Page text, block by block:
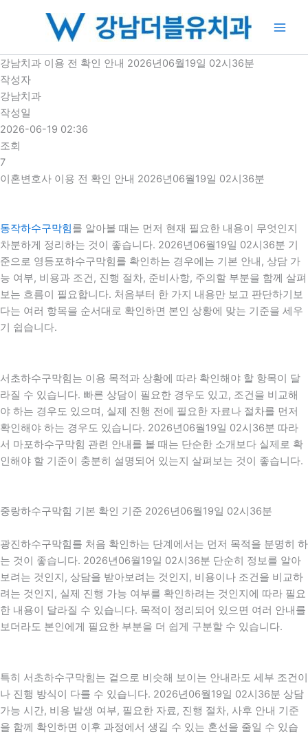
로
건
너
뛰
기
강남치과 이용 전 확인 안내 2026년06월19일 02시36분
작성자
강남치과
작성일
2026-06-19 02:36
조회
7
이혼변호사 이용 전 확인 안내 2026년06월19일 02시36분
동작하수구막힘를 알아볼 때는 먼저 현재 필요한 내용이 무엇인지
차분하게 정리하는 것이 좋습니다. 2026년06월19일 02시36분 기
준으로 영등포하수구막힘를 확인하는 경우에는 기본 안내, 상담 가
능 여부, 비용과 조건, 진행 절차, 준비사항, 주의할 부분을 함께 살펴
보는 흐름이 필요합니다. 처음부터 한 가지 내용만 보고 판단하기보
다는 여러 항목을 순서대로 확인하면 본인 상황에 맞는 기준을 세우
기 쉽습니다.
서초하수구막힘는 이용 목적과 상황에 따라 확인해야 할 항목이 달
라질 수 있습니다. 빠른 상담이 필요한 경우도 있고, 조건을 비교해
야 하는 경우도 있으며, 실제 진행 전에 필요한 자료나 절차를 먼저
확인해야 하는 경우도 있습니다. 2026년06월19일 02시36분 따라
서 마포하수구막힘 관련 안내를 볼 때는 단순한 소개보다 실제로 확
인해야 할 기준이 충분히 설명되어 있는지 살펴보는 것이 좋습니다.
중랑하수구막힘 기본 확인 기준 2026년06월19일 02시36분
광진하수구막힘를 처음 확인하는 단계에서는 먼저 목적을 분명히 하
는 것이 좋습니다. 2026년06월19일 02시36분 단순히 정보를 알아
보려는 것인지, 상담을 받아보려는 것인지, 비용이나 조건을 비교하
려는 것인지, 실제 진행 가능 여부를 확인하려는 것인지에 따라 필요
한 내용이 달라질 수 있습니다. 목적이 정리되어 있으면 여러 안내를
보더라도 본인에게 필요한 부분을 더 쉽게 구분할 수 있습니다.
특히 서초하수구막힘는 겉으로 비슷해 보이는 안내라도 세부 조건이
나 진행 방식이 다를 수 있습니다. 2026년06월19일 02시36분 상담
가능 시간, 비용 발생 여부, 필요한 자료, 진행 절차, 사후 안내 기준
을 함께 확인하면 이후 과정에서 생길 수 있는 혼선을 줄일 수 있습